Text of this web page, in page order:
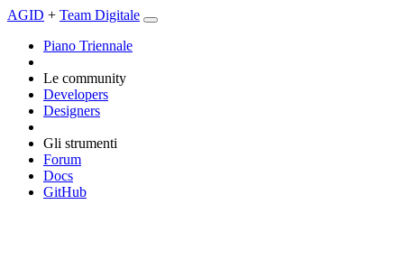
AGID + Team Digitale
Piano Triennale
Le community
Developers
Designers
Gli strumenti
Forum
Docs
GitHub